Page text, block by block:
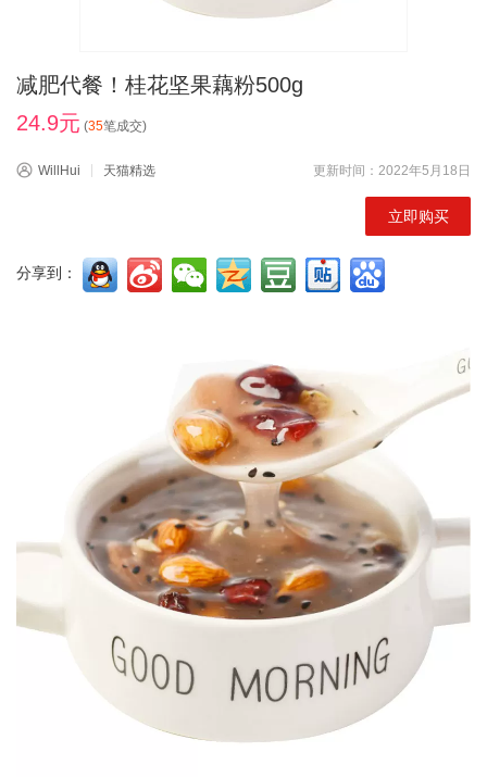
减肥代餐！桂花坚果藕粉500g
24.9元 (35笔成交)
WillHui 天猫精选 更新时间：2022年5月18日
立即购买
分享到：